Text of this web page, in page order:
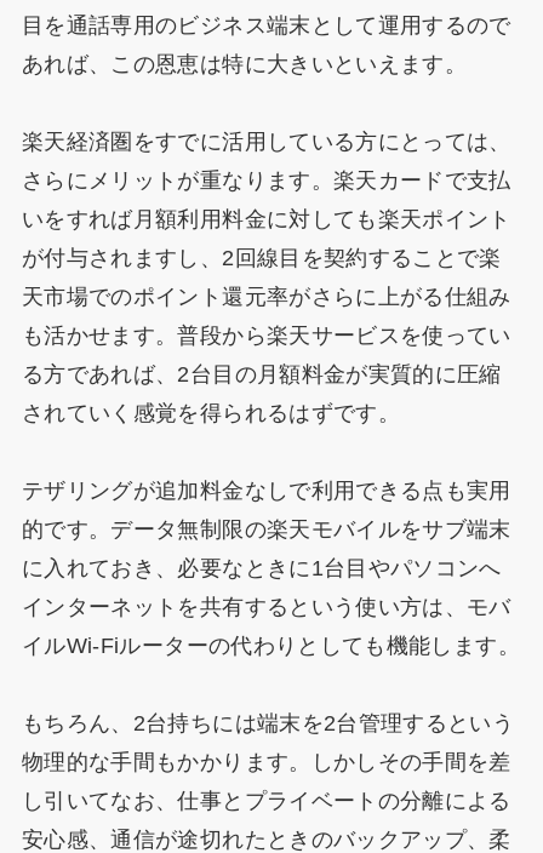
目を通話専用のビジネス端末として運用するので
あれば、この恩恵は特に大きいといえます。
楽天経済圏をすでに活用している方にとっては、
さらにメリットが重なります。楽天カードで支払
いをすれば月額利用料金に対しても楽天ポイント
が付与されますし、2回線目を契約することで楽
天市場でのポイント還元率がさらに上がる仕組み
も活かせます。普段から楽天サービスを使ってい
る方であれば、2台目の月額料金が実質的に圧縮
されていく感覚を得られるはずです。
テザリングが追加料金なしで利用できる点も実用
的です。データ無制限の楽天モバイルをサブ端末
に入れておき、必要なときに1台目やパソコンへ
インターネットを共有するという使い方は、モバ
イルWi-Fiルーターの代わりとしても機能します。
もちろん、2台持ちには端末を2台管理するという
物理的な手間もかかります。しかしその手間を差
し引いてなお、仕事とプライベートの分離による
安心感、通信が途切れたときのバックアップ、柔